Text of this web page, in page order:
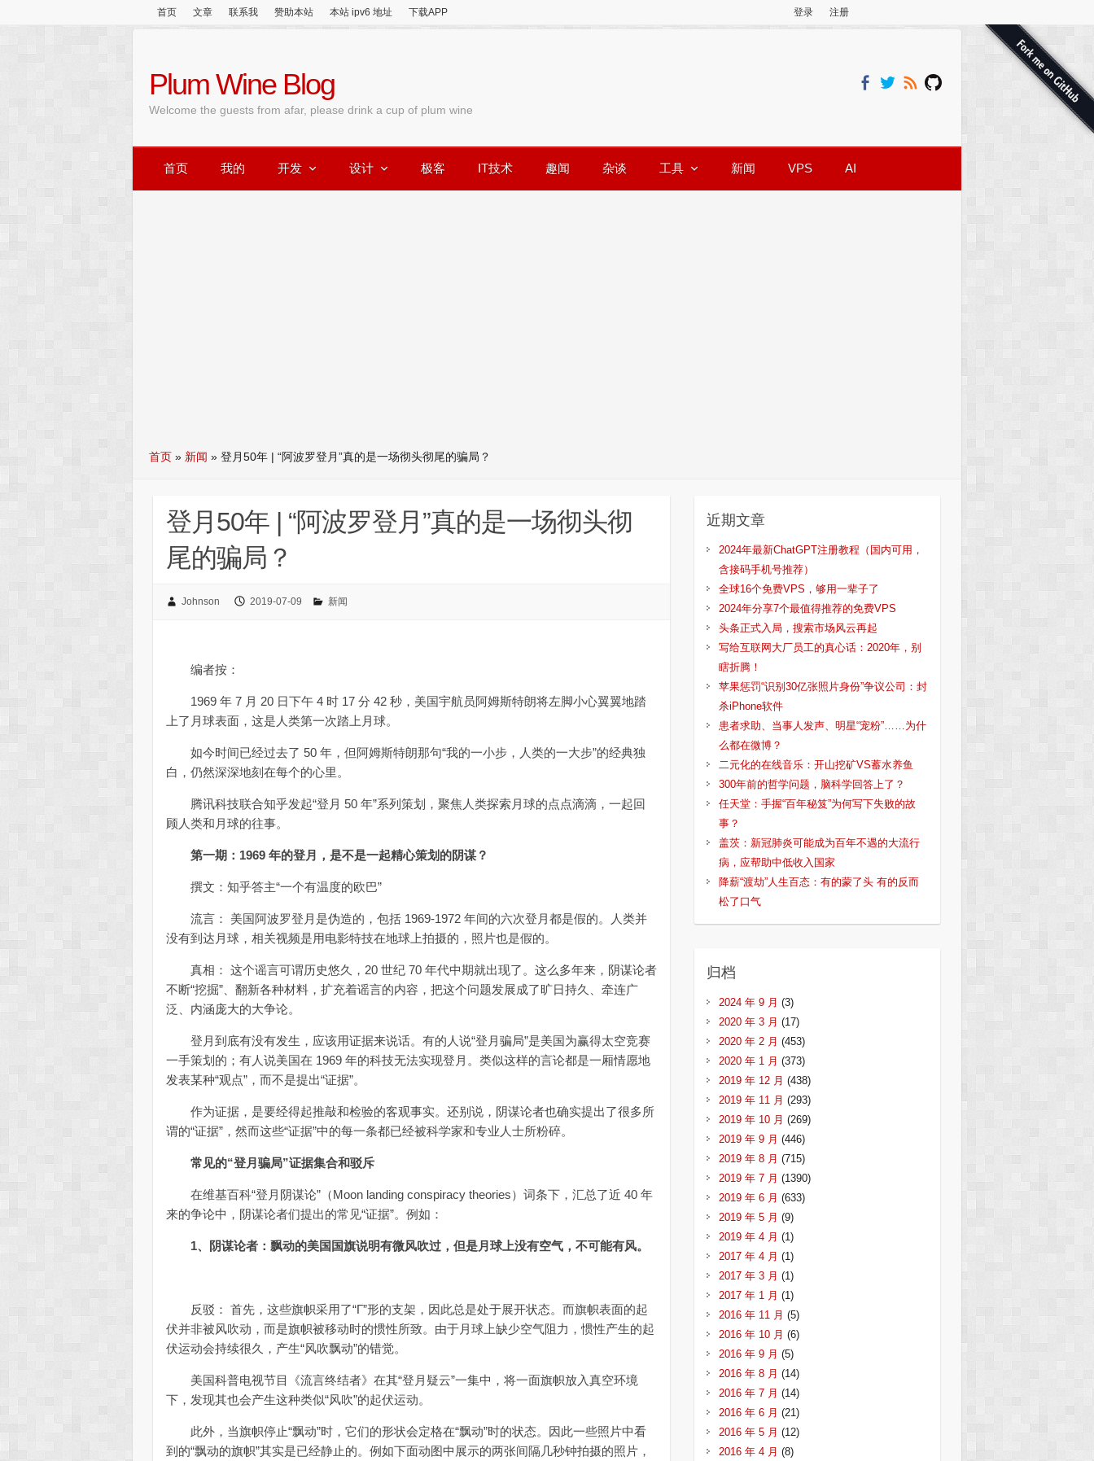
首页 文章 联系我 赞助本站 本站 ipv6 地址 下载APP 登录 注册
Plum Wine Blog
Welcome the guests from afar, please drink a cup of plum wine
首页 我的 开发 设计 极客 IT技术 趣闻 杂谈 工具 新闻 VPS AI
首页 » 新闻 » 登月50年 | “阿波罗登月”真的是一场彻头彻尾的骗局？
登月50年 | “阿波罗登月”真的是一场彻头彻
尾的骗局？
Johnson 2019-07-09 新闻
编者按：
1969 年 7 月 20 日下午 4 时 17 分 42 秒，美国宇航员阿姆斯特朗将左脚小心翼翼地踏
上了月球表面，这是人类第一次踏上月球。
如今时间已经过去了 50 年，但阿姆斯特朗那句“我的一小步，人类的一大步”的经典独
白，仍然深深地刻在每个的心里。
腾讯科技联合知乎发起“登月 50 年”系列策划，聚焦人类探索月球的点点滴滴，一起回
顾人类和月球的往事。
第一期：1969 年的登月，是不是一起精心策划的阴谋？
撰文：知乎答主“一个有温度的欧巴”
流言： 美国阿波罗登月是伪造的，包括 1969-1972 年间的六次登月都是假的。人类并
没有到达月球，相关视频是用电影特技在地球上拍摄的，照片也是假的。
真相： 这个谣言可谓历史悠久，20 世纪 70 年代中期就出现了。这么多年来，阴谋论者
不断“挖掘”、翻新各种材料，扩充着谣言的内容，把这个问题发展成了旷日持久、牵连广
泛、内涵庞大的大争论。
登月到底有没有发生，应该用证据来说话。有的人说“登月骗局”是美国为赢得太空竞赛
一手策划的；有人说美国在 1969 年的科技无法实现登月。类似这样的言论都是一厢情愿地
发表某种“观点”，而不是提出“证据”。
作为证据，是要经得起推敲和检验的客观事实。还别说，阴谋论者也确实提出了很多所
谓的“证据”，然而这些“证据”中的每一条都已经被科学家和专业人士所粉碎。
常见的“登月骗局”证据集合和驳斥
在维基百科“登月阴谋论”（Moon landing conspiracy theories）词条下，汇总了近 40 年
来的争论中，阴谋论者们提出的常见“证据”。例如：
1、阴谋论者：飘动的美国国旗说明有微风吹过，但是月球上没有空气，不可能有风。
反驳： 首先，这些旗帜采用了“Γ”形的支架，因此总是处于展开状态。而旗帜表面的起
伏并非被风吹动，而是旗帜被移动时的惯性所致。由于月球上缺少空气阻力，惯性产生的起
伏运动会持续很久，产生“风吹飘动”的错觉。
美国科普电视节目《流言终结者》在其“登月疑云”一集中，将一面旗帜放入真空环境
下，发现其也会产生这种类似“风吹”的起伏运动。
此外，当旗帜停止“飘动”时，它们的形状会定格在“飘动”时的状态。因此一些照片中看
到的“飘动的旗帜”其实是已经静止的。例如下面动图中展示的两张间隔几秒钟拍摄的照片，
近期文章
2024年最新ChatGPT注册教程（国内可用，
含接码手机号推荐）
全球16个免费VPS，够用一辈子了
2024年分享7个最值得推荐的免费VPS
头条正式入局，搜索市场风云再起
写给互联网大厂员工的真心话：2020年，别
瞎折腾！
苹果惩罚“识别30亿张照片身份”争议公司：封
杀iPhone软件
患者求助、当事人发声、明星“宠粉”……为什
么都在微博？
二元化的在线音乐：开山挖矿VS蓄水养鱼
300年前的哲学问题，脑科学回答上了？
任天堂：手握“百年秘笈”为何写下失败的故
事？
盖茨：新冠肺炎可能成为百年不遇的大流行
病，应帮助中低收入国家
降薪“渡劫”人生百态：有的蒙了头 有的反而
松了口气
归档
2024 年 9 月 (3)
2020 年 3 月 (17)
2020 年 2 月 (453)
2020 年 1 月 (373)
2019 年 12 月 (438)
2019 年 11 月 (293)
2019 年 10 月 (269)
2019 年 9 月 (446)
2019 年 8 月 (715)
2019 年 7 月 (1390)
2019 年 6 月 (633)
2019 年 5 月 (9)
2019 年 4 月 (1)
2017 年 4 月 (1)
2017 年 3 月 (1)
2017 年 1 月 (1)
2016 年 11 月 (5)
2016 年 10 月 (6)
2016 年 9 月 (5)
2016 年 8 月 (14)
2016 年 7 月 (14)
2016 年 6 月 (21)
2016 年 5 月 (12)
2016 年 4 月 (8)